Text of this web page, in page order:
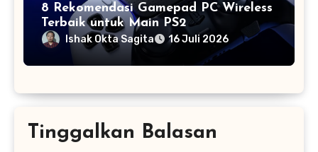
8 Rekomendasi Gamepad PC Wireless
Terbaik untuk Main PS2
Ishak Okta Sagita 16 Juli 2026
Tinggalkan Balasan